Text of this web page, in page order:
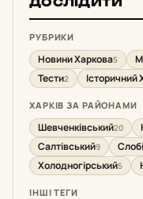
РУБРИКИ
Новини Харкова5
Тести2 Історичний
ХАРКІВ ЗА РАЙОНАМИ
Шевченківський20
Салтівський9
Холодногірський5
ІНШІ ТЕГИ